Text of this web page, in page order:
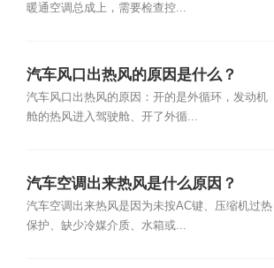
暖通空调总成上，需要检查控...
汽车风口出热风的原因是什么？
汽车风口出热风的原因：开的是外循环，发动机
舱的热风进入驾驶舱、开了外循...
汽车空调出来热风是什么原因？
汽车空调出来热风是因为未按AC键、压缩机过热
保护、缺少冷媒介质、水箱或...